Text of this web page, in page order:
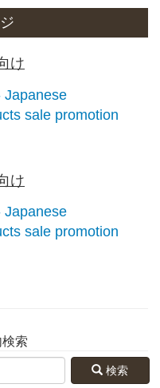
け
Japanese
sale promotion
け
Japanese
sale promotion
索
検索